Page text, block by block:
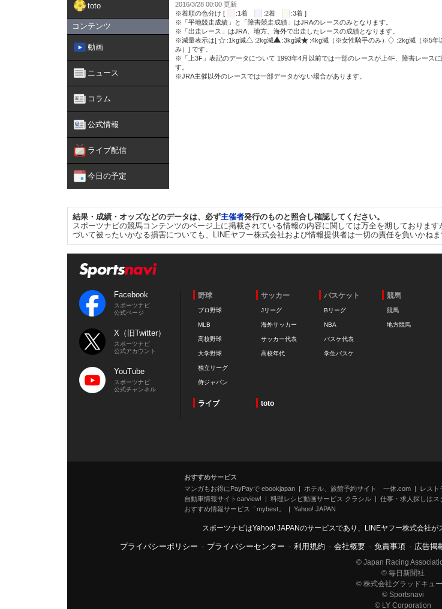
toto
コンテンツ
動画
ニュース
コラム
公式情報
ライブ配信
今日の予定
2016/3/28 00:00 更新
※着順の色分け [
:1着 :2着
:3着 ]
※「平地競走成績」と「障害競走成績」はJRAのレースのみとなります。
※「出走レース」はJRA、地方、海外で出走したレースの成績となります。
※減量表示は[
:1kg減 :2kg減 :3kg減 :4kg減（※女性騎手のみ）
:2kg減（※5年
み）] です。
※「上3F」表記のデータについて 1993年4月以前では一部のレースが上4F、障害レース
す。
※JRA主催以外のレースでは一部データがない場合があります。
結果・成績・オッズなどのデータは、必ず主催者発行のものと照合し確認してください。
スポーツナビの競馬コンテンツのページ上に掲載されている情報の内容に関しては万全を期しておりま
づいて被ったいかなる損害についても、LINEヤフー株式会社および情報提供者は一切の責任を負いかねま
Facebook
スポーツナビ
公式ページ
X（旧Twitter）
スポーツナビ
公式アカウント
YouTube
スポーツナビ
公式チャンネル
野球
プロ野球
MLB
高校野球
大学野球
独立リーグ
侍ジャパン
サッカー
Jリーグ
海外サッカー
サッカー代表
高校年代
バスケット
Bリーグ
NBA
バスケ代表
学生バスケ
競馬
競馬
地方競馬
ライブ toto
おすすめサービス
マンガもお得にPayPayで ebookjapan
ホテル、旅館予約サイト 一休.com
レス
自動車情報サイトcarview!
料理レシピ動画サービス クラシル 仕事・求人探しはス
おすすめ情報サービス「mybest」
Yahoo! JAPAN
スポーツナビはYahoo! JAPANのサービスであり、LINEヤフー株式会社が
プライバシーポリシー - プライバシーセンター - 利用規約 - 会社概要 - 免責事項 - 広告掲
© Japan Racing
© 毎日新聞社
© 株式会社グラッドキュ
© Sportsnavi
© LY Corporation